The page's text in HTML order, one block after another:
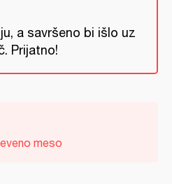
a savršeno bi išlo uz
Prijatno!
meso